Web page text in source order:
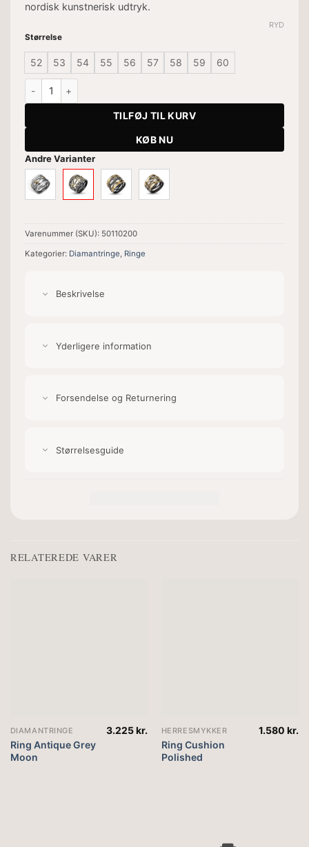
nordisk kunstnerisk udtryk.
Størrelse
52 53 54 55 56 57 58 59 60
RYD
Ring Benedict antal
TILFØJ TIL KURV
KØB NU
Andre Varianter
Varenummer (SKU): 50110200
Kategorier: Diamantringe Ringe
Beskrivelse
Yderligere information
Forsendelse og Returnering
Størrelsesguide
RELATEREDE VARER
DIAMANTRINGE
Ring Antique Grey
Moon
3.225kr. HERRESMYKKER
Ring Cushion
Polished
1.580kr.